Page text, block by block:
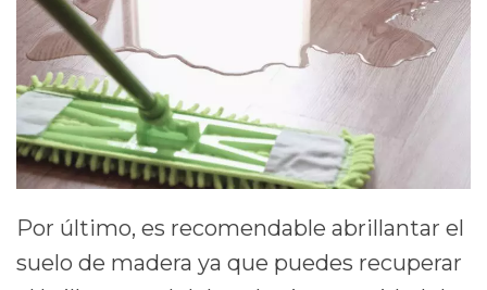
Por último, es recomendable abrillantar el
suelo de madera ya que puedes recuperar